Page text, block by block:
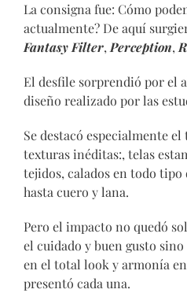
La consigna fue: Cómo
actualmente? De aquí
Fantasy Filter, Perception,
El desfile sorprendió por el
diseño realizado por las
Se destacó especialmente
texturas inéditas:, telas
tejidos, calados en todo tipo
hasta cuero y lana.
Pero el impacto no quedó
el cuidado y buen gusto sino
en el total look y armonía
presentó cada una.